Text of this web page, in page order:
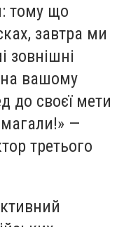
тому що
завтра ми
зовнішні
вашому
до своєї мети
—
третього